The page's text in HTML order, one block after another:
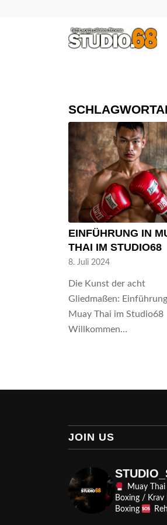
EINFÜHRUNG IN
THAI IM STUDIO68
8. Juli 2024
Die Kunst der acht
Gliedmaßen:
Muay Thai im Studio68
Willkommen…
JOIN US
Muay
Boxing / Krav
Boxing